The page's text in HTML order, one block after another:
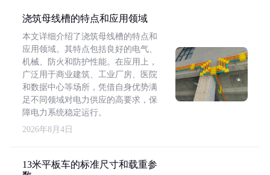
浇筑母线槽的特点和应用领域
本文详细介绍了浇筑母线槽的特点和
应用领域。其特点包括良好的电气、
机械、防火和防护性能。在应用上，
广泛用于商业建筑、工业厂房、医院
和数据中心等场所，凭借自身优势满
足不同领域对电力供应的高要求，保
障电力系统稳定运行。
2026年8月4日
13米平板车的标准尺寸和载重参